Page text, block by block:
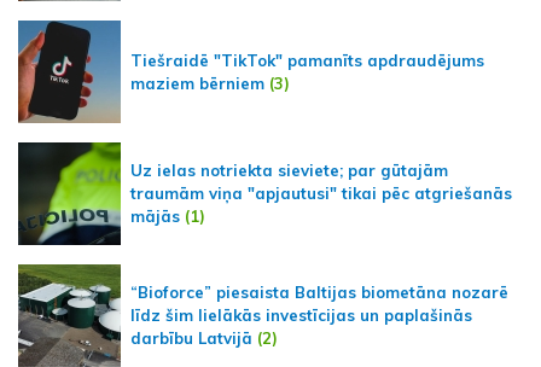
Tiešraidē "TikTok" pamanīts apdraudējums
maziem bērniem (3)
Uz ielas notriekta sieviete; par gūtajām
traumām viņa "apjautusi" tikai pēc atgriešanās
mājās (1)
“Bioforce” piesaista Baltijas biometāna nozarē
līdz šim lielākās investīcijas un paplašinās
darbību Latvijā (2)